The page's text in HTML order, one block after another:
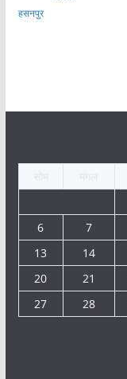
हसनपुर
6
7
13
14
20
21
27
28